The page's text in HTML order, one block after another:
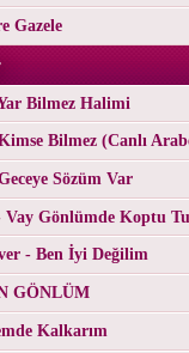
Gazele
Bilmez Halimi
Bilmez (Canlı
Sözüm Var
Gönlümde Koptu
- Ben İyi Değilim
GÖNLÜM
Kalkarım